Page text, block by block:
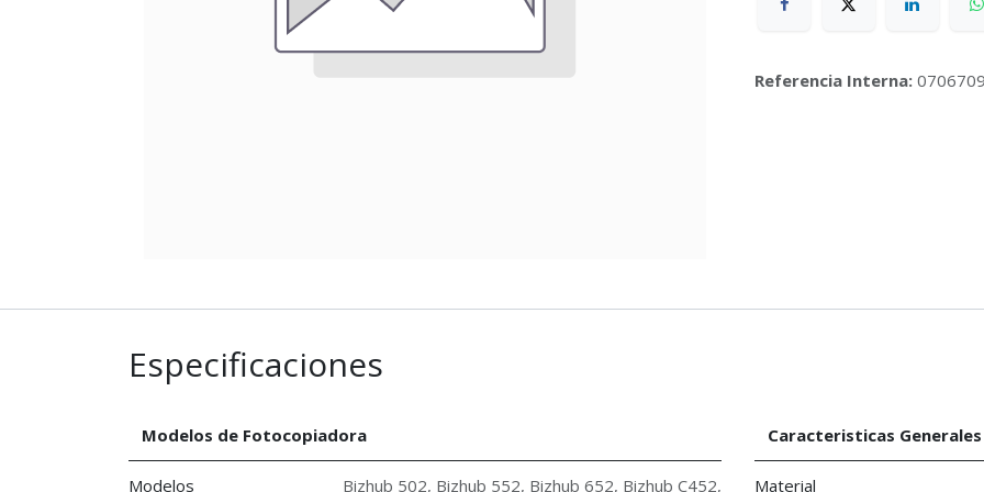
Referencia Interna:
Especificaciones
Modelos de Fotocopiadora
Modelos Bizhub 502, Bizhub 552, Bizhub 652, Bizhub C452,
Caracteristicas Generales
Material